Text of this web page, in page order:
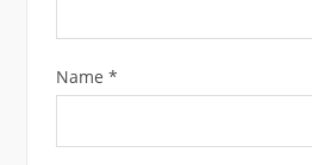
Name *